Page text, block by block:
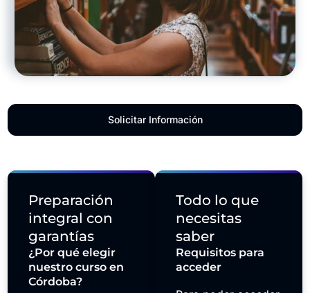
Preparación
integral con
garantías
¿Por qué elegir
nuestro curso en
Córdoba?
Todo lo que
necesitas
saber
Requisitos para
acceder
Solicitar Información